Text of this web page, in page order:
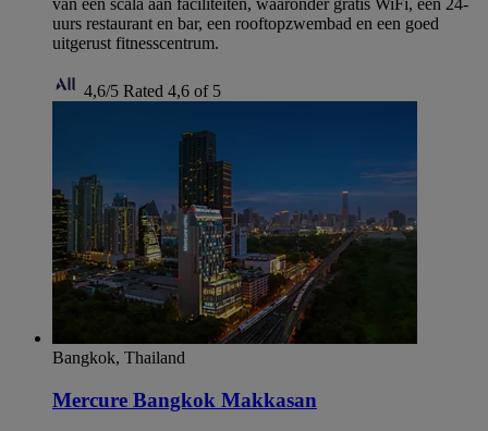
uurs restaurant en bar, een rooftopzwembad en een goed
uitgerust fitnesscentrum.
4,6/5 Rated 4,6 of 5
Bangkok, Thailand
Mercure Bangkok Makkasan